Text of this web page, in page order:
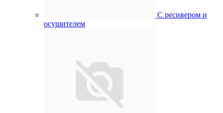
С ресивером и
осушителем